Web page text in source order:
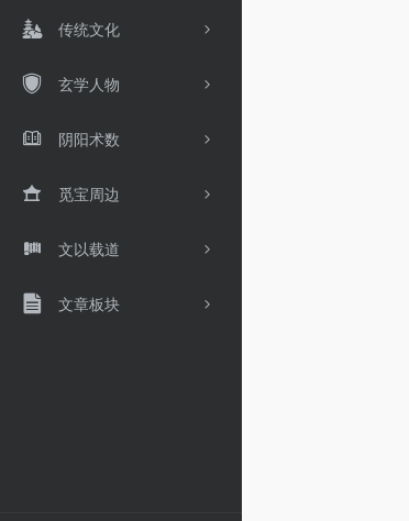
传统文化
玄学人物
阴阳术数
觅宝周边
文以载道
文章板块